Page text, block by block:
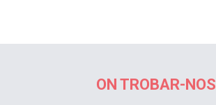
ON TROBAR-NOS